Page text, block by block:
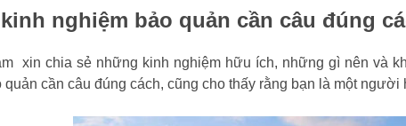
nghiệm bảo quản cần câu đúng
xin chia sẻ những kinh nghiệm hữu ích, những gì nên và
quản cần câu đúng cách, cũng cho thấy rằng bạn là một